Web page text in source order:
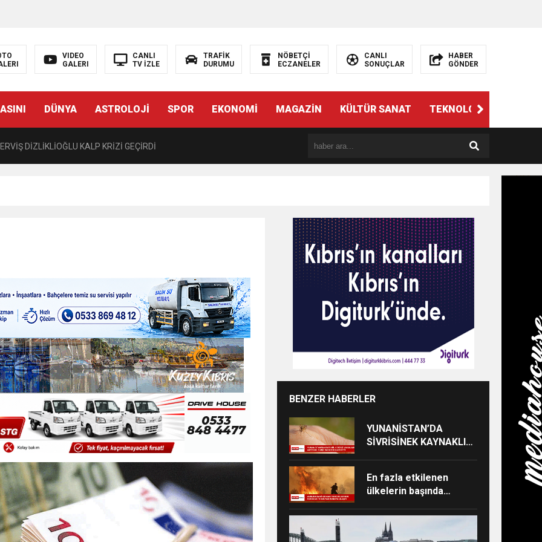
VIDEO
GALERI
CANLI
TV İZLE
TRAFİK
DURUMU
NÖBETÇİ
ECZANELER
CANLI
SONUÇLAR
HABER
GÖNDER
DÜNYA ASTROLOJİ SPOR EKONOMİ MAGAZİN KÜLTÜR SANAT TEKNOLOJİ
HAMİTKÖY BARAJINDA TEC*V*Z İDDİASI
KALDIRILDI!
DİZLİKLİOĞLU KALP KRİZİ GEÇİRDİ
ÖNGÖRÜMÜZ YÜZDE 7.5 İLE 8.5 ARASINDA
sergi açılışında fenalaşarak hastaneye kaldırıldı BENZER HABERLER
YUNANİSTAN’DA
SİVRİSİNEK KAYNAKLI
En fazla etkilenen
ülkelerin başında
geliyor